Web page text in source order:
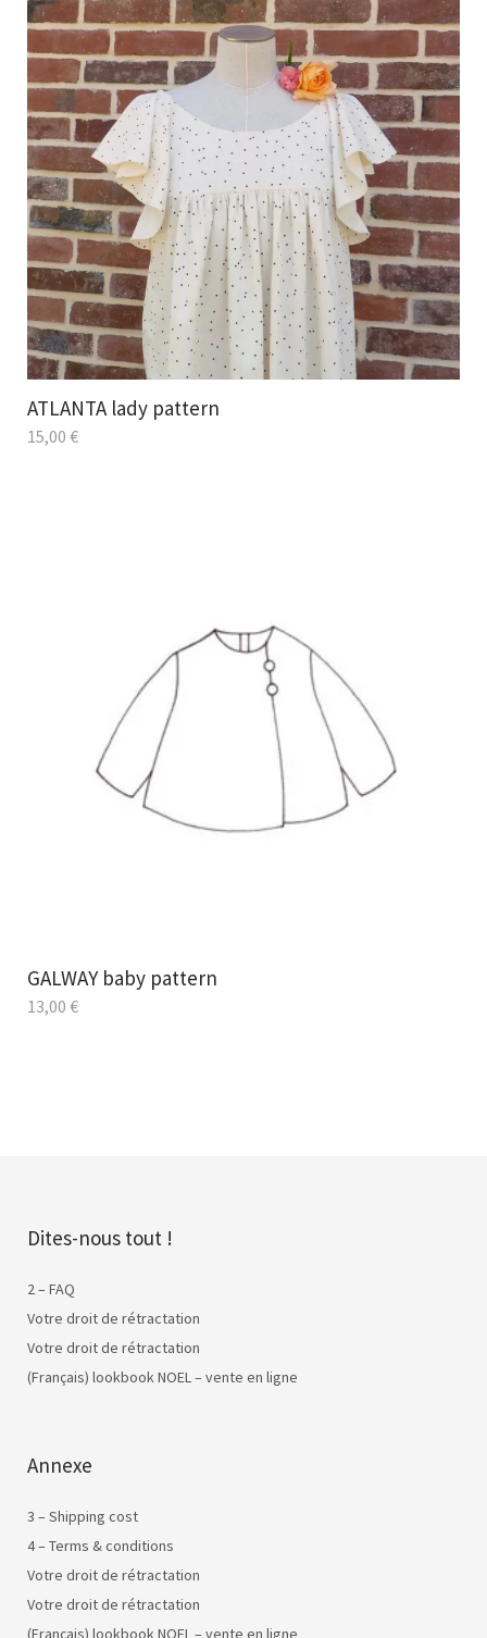
ATLANTA lady pattern
15,00 €
GALWAY baby pattern
13,00 €
Dites-nous tout !
2 – FAQ
Votre droit de rétractation
Votre droit de rétractation
(Français) lookbook NOEL – vente en ligne
Annexe
3 – Shipping cost
4 – Terms & conditions
Votre droit de rétractation
Votre droit de rétractation
(Français) lookbook NOEL – vente en ligne